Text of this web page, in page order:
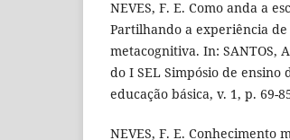
NEVES, F. E. Como anda a
Partilhando a experiência
metacognitiva. In: SANTOS,
do I SEL Simpósio de
educação básica, v. 1, p. 69-
NEVES, F. E. Conhecimento